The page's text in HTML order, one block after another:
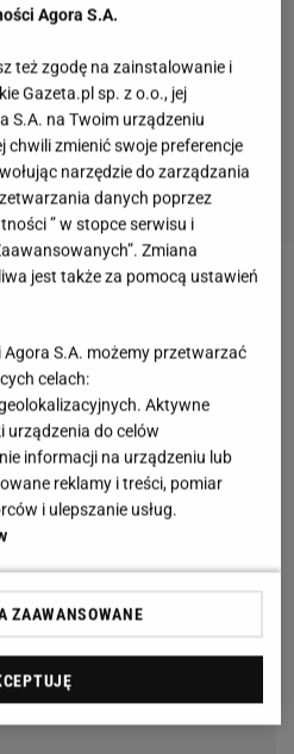
Agora S.A.
też zgodę na zainstalowanie i
Gazeta.pl sp. z o.o., jej
S.A. na Twoim urządzeniu
chwili zmienić swoje preferencje
narzędzie do zarządzania
danych poprzez
” w stopce serwisu i
Zmiana
jest także za pomocą ustawień
S.A. możemy przetwarzać
celach:
Aktywne
do celów
informacji na urządzeniu lub
reklamy i treści, pomiar
i ulepszanie usług.
ZAAWANSOWANE